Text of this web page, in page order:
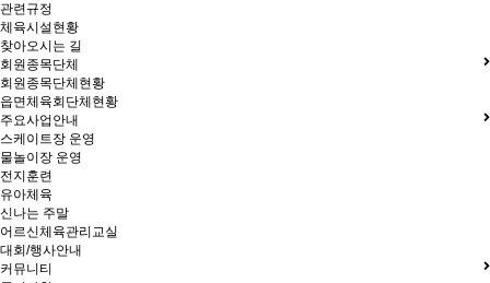
관련규정
체육시설현황
찾아오시는 길
회원종목단체
회원종목단체현황
읍면체육회단체현황
주요사업안내
스케이트장 운영
물놀이장 운영
전지훈련
유아체육
신나는 주말
어르신체육관리교실
대회/행사안내
커뮤니티